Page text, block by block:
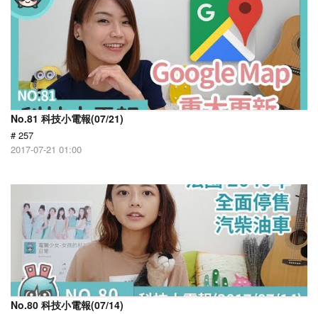
No.81 科技小電報(07/21)
# 257
2017-07-21 01:00
No.80 科技小電報(07/14)